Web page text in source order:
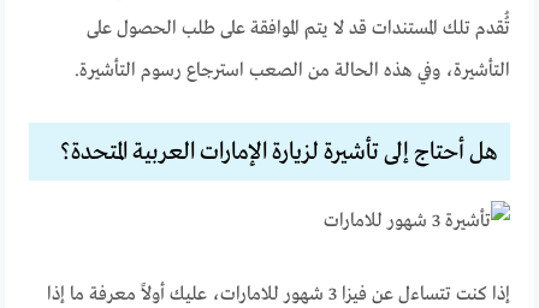
تُُقدم تلك المستندات قد لا يتم الموافقة على طلب الحصول على
التأشيرة، وفي هذه الحالة من الصعب استرجاع رسوم التأشيرة.
هل أحتاج إلى تأشيرة لزيارة الإمارات العربية المتحدة؟
إذا كنت تتساءل عن فيزا 3 شهور للامارات، عليك أولاً معرفة ما إذا